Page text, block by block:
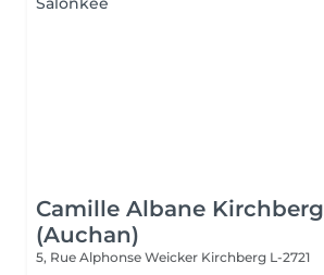
Camille Albane Kirchberg
(Auchan)
5, Rue Alphonse Weicker Kirchberg L-2721